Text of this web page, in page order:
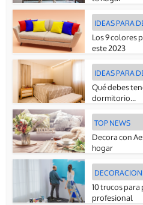
IDEAS PARA
Los 9 colores
este 2023
IDEAS PARA
Qué debes
dormitorio...
TOP NEWS
Decora con
hogar
10 trucos para
profesional